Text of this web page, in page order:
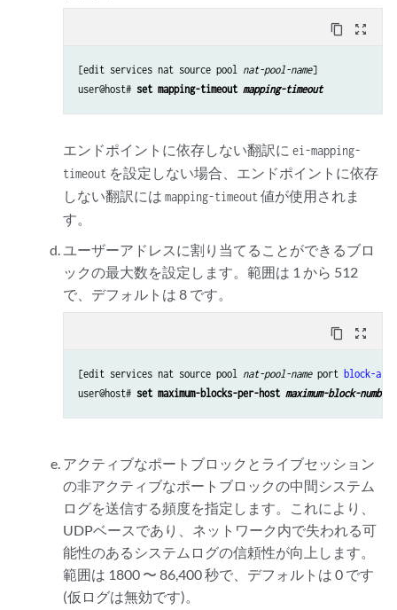
content_copy zoom_out_map
[edit services nat source pool nat-pool-name]
user@host# set mapping-timeout mapping-timeout
エンドポイントに依存しない翻訳に ei-mapping-
timeoutを設定しない場合、エンドポイントに依存
しない翻訳には mapping-timeout値が使用されま
す。
ユーザーアドレスに割り当てることができるブロ
ックの最大数を設定します。範囲は 1 から 512
で、デフォルトは 8 です。
content_copy zoom_out_map
[edit services nat source pool nat-pool-name port block-
user@host# set maximum-blocks-per-host maximum-block-number
アクティブなポートブロックとライブセッション
の非アクティブなポートブロックの中間システム
ログを送信する頻度を指定します。これにより、
UDPベースであり、ネットワーク内で失われる可
能性のあるシステムログの信頼性が向上します。
範囲は 1800 〜 86,400 秒で、デフォルトは 0 です
(仮ログは無効です)。